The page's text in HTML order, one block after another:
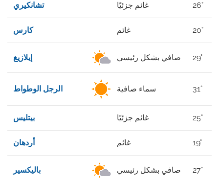
تشانكيري غائم جزئيًا 26°
كارس غائم 20°
إيلازيغ صافي بشكل رئيسي 29°
الرجل الوطواط سماء صافية 31°
بيتليس غائم جزئيًا 25°
أردهان غائم 19°
باليكسير صافي بشكل رئيسي 27°